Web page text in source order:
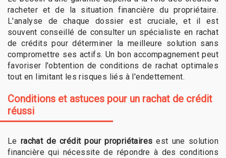
racheter et de la situation financière du propriétaire.
L'analyse de chaque dossier est cruciale, et il est
souvent conseillé de consulter un spécialiste en rachat
de crédits pour déterminer la meilleure solution sans
compromettre ses actifs. Un bon accompagnement peut
favoriser l'obtention de conditions de rachat optimales
tout en limitant les risques liés à l'endettement.
Conditions et astuces pour un rachat de crédit
réussi
Le rachat de crédit pour propriétaires est une solution
financière qui nécessite de répondre à des conditions